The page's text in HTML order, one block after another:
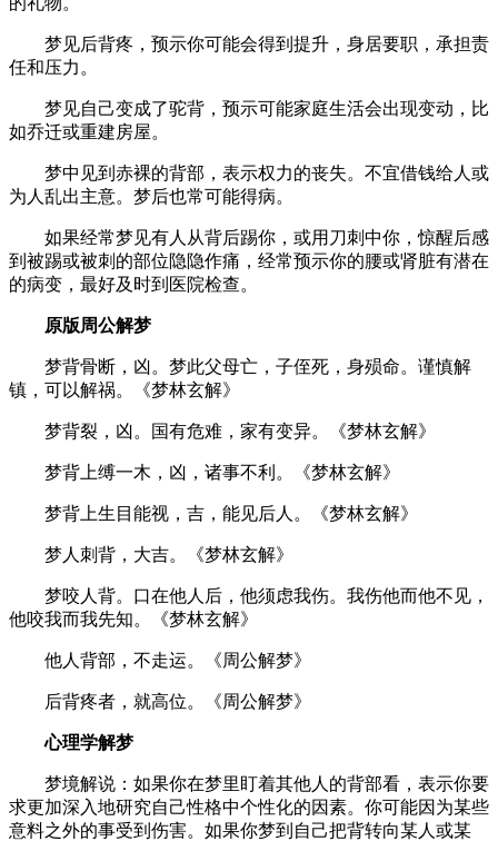
梦见后背疼，预示你可能会得到提升，身居要职，承担责
任和压力。
梦见自己变成了驼背，预示可能家庭生活会出现变动，比
如乔迁或重建房屋。
梦中见到赤裸的背部，表示权力的丧失。不宜借钱给人或
为人乱出主意。梦后也常可能得病。
如果经常梦见有人从背后踢你，或用刀刺中你，惊醒后感
到被踢或被刺的部位隐隐作痛，经常预示你的腰或肾脏有潜在
的病变，最好及时到医院检查。
原版周公解梦
梦背骨断，凶。梦此父母亡，子侄死，身殒命。谨慎解
镇，可以解祸。《梦林玄解》
梦背裂，凶。国有危难，家有变异。《梦林玄解》
梦背上缚一木，凶，诸事不利。《梦林玄解》
梦背上生目能视，吉，能见后人。《梦林玄解》
梦人刺背，大吉。《梦林玄解》
梦咬人背。口在他人后，他须虑我伤。我伤他而他不见，
他咬我而我先知。《梦林玄解》
他人背部，不走运。《周公解梦》
后背疼者，就高位。《周公解梦》
心理学解梦
梦境解说：如果你在梦里盯着其他人的背部看，表示你要
求更加深入地研究自己性格中个性化的因素。你可能因为某些
意料之外的事受到伤害。如果你梦到自己把背转向某人或某